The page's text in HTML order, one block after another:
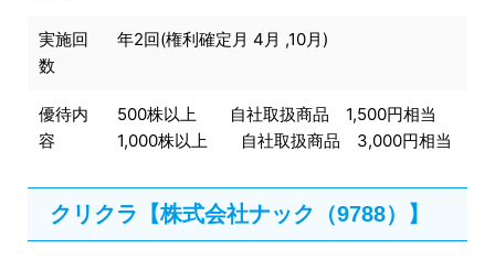
実施回
数
年2回(権利確定月 4月 ,10月)
優待内
容
500株以上 自社取扱商品 1,500円相当
1,000株以上 自社取扱商品 3,000円相当
クリクラ【株式会社ナック（9788）】